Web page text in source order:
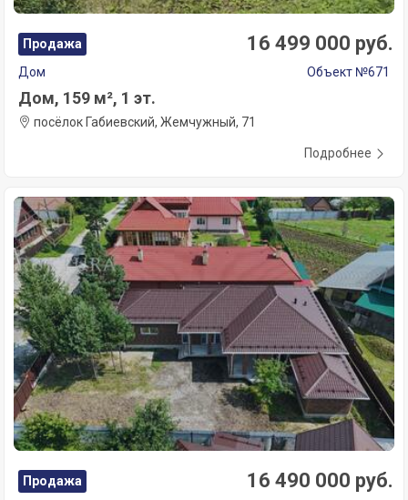
Продажа 16 499 000 руб.
Дом Объект №671
Дом, 159 м², 1 эт.
посёлок Габиевский, Жемчужный, 71
Подробнее
Продажа 16 490 000 руб.